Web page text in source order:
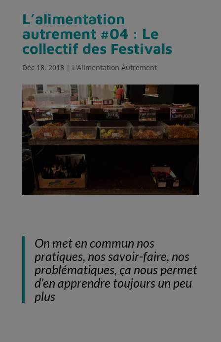
L’alimentation
autrement #04 : Le
collectif des Festivals
Déc 18, 2018 | L'Alimentation Autrement
On met en commun nos
pratiques, nos savoir-faire, nos
problématiques, ça nous permet
d’en apprendre toujours un peu
plus